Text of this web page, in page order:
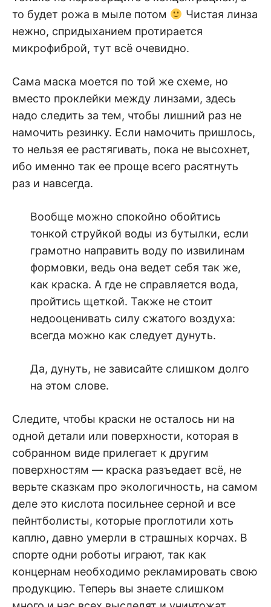
то будет рожа в мыле потом
Чистая линза
нежно, спридыханием протирается
микрофиброй, тут всё очевидно.
Сама маска моется по той же схеме, но
вместо проклейки между линзами, здесь
надо следить за тем, чтобы лишний раз не
намочить резинку. Если намочить пришлось,
то нельзя ее растягивать, пока не высохнет,
ибо именно так ее проще всего расятнуть
раз и навсегда.
Вообще можно спокойно обойтись
тонкой струйкой воды из бутылки, если
грамотно направить воду по извилинам
формовки, ведь она ведет себя так же,
как краска. А где не справляется вода,
пройтись щеткой. Также не стоит
недооценивать силу сжатого воздуха:
всегда можно как следует дунуть.
Да, дунуть, не зависайте слишком долго
на этом слове.
Следите, чтобы краски не осталось ни на
одной детали или поверхности, которая в
собранном виде прилегает к другим
поверхностям — краска разъедает всё, не
верьте сказкам про экологичность, на самом
деле это кислота посильнее серной и все
пейнтболисты, которые проглотили хоть
каплю, давно умерли в страшных корчах. В
спорте одни роботы играют, так как
концернам необходимо рекламировать свою
продукцию. Теперь вы знаете слишком